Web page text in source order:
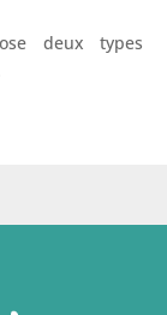
deux types